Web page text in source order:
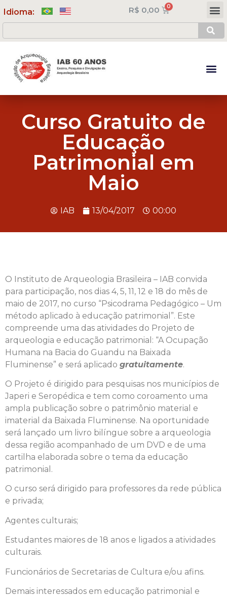
Idioma: R$ 0,00
Curso Gratuito de
Educação
Patrimonial em
Maio
IAB 13/04/2017 00:00
O Instituto de Arqueologia Brasileira – IAB convida
para participação, nos dias 4, 5, 11, 12 e 18 do mês de
maio de 2017, no curso “Psicodrama Pedagógico – Um
método aplicado à educação patrimonial”. Este
compreende uma das atividades do Projeto de
arqueologia e educação patrimonial: “A Ocupação
Humana na Bacia do Guandu na Baixada
Fluminense” e será aplicado gratuitamente.
O Projeto é dirigido para pesquisas nos municípios de
Japeri e Seropédica e tem como coroamento uma
ampla publicação sobre o patrimônio material e
imaterial da Baixada Fluminense. Na oportunidade
será lançado um livro bilíngue sobre a arqueologia
dessa região acompanhado de um DVD e de uma
cartilha elaborada sobre o tema da educação
patrimonial.
O curso será dirigido para professores da rede pública
e privada;
Agentes culturais;
Estudantes maiores de 18 anos e ligados a atividades
culturais.
Funcionários de Secretarias de Cultura e/ou afins.
Demais interessados em educação patrimonial e